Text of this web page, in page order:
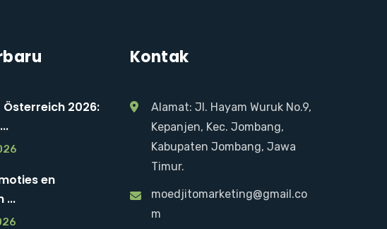
2026:
en
...
Kontak
Alamat: Jl. Hayam Wuruk No.9,
Kepanjen, Kec. Jombang,
Kabupaten Jombang, Jawa
Timur.
moedjitomarketing@gmail.co
m